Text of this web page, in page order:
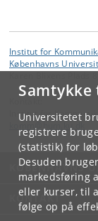
Universitetet
registrere
(statistik) for
Desuden
markedsføring
eller kurser, til
følge op på
Institut for
Københavns
Institut for
KØBENHAVNS
KONTAKT